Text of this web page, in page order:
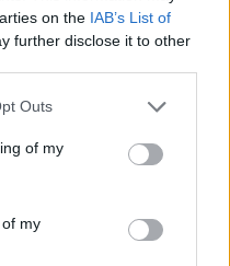
on the IAB’s List of
further disclose it to other
Outs
of my
my
Είσοδος